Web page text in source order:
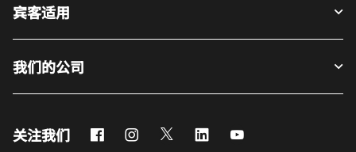
宾客适用
我们的公司
关注我们 FacebookInstagram
Twitter LinkedIn